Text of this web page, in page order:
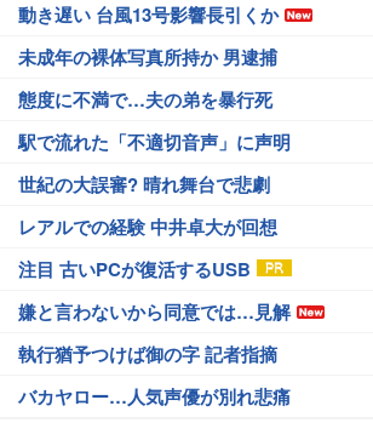
動き遅い 台風13号影響長引くか
未成年の裸体写真所持か 男逮捕
態度に不満で…夫の弟を暴行死
駅で流れた「不適切音声」に声明
世紀の大誤審? 晴れ舞台で悲劇
レアルでの経験 中井卓大が回想
注目 古いPCが復活するUSB
嫌と言わないから同意では…見解
執行猶予つけば御の字 記者指摘
バカヤロー…人気声優が別れ悲痛